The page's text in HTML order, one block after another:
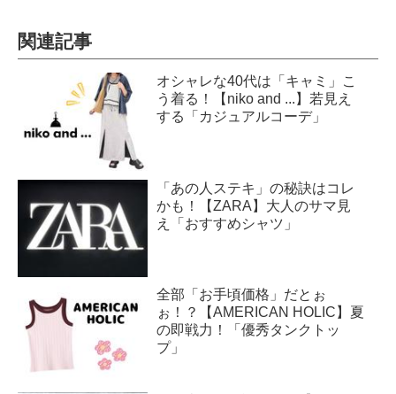
関連記事
オシャレな40代は「キャミ」こ
う着る！【niko and ...】若見え
する「カジュアルコーデ」
「あの人ステキ」の秘訣はコレ
かも！【ZARA】大人のサマ見
え「おすすめシャツ」
全部「お手頃価格」だとぉ
ぉ！？【AMERICAN HOLIC】夏
の即戦力！「優秀タンクトッ
プ」